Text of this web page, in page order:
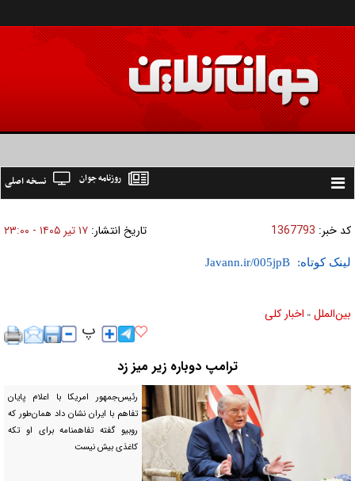
Toggle
نسخه اصلی روزنامه جوان
کد خبر: 1367793 تاریخ انتشار: ۱۷ تير ۱۴۰۵ - ۲۳:۰۰
لینک کوتاه:
بين‌الملل » اخبار كلی
ترامپ دوباره زیر میز زد
رئیس‌جمهور امریکا با اعلام پایان
تفاهم با ایران نشان داد همان‌طور که
روبیو گفته تفاهمنامه برای او تکه
کاغذی بیش نیست